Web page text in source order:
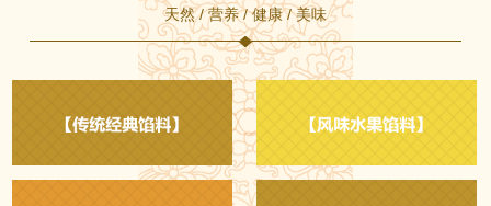
天然 / 营养 / 健康 / 美味